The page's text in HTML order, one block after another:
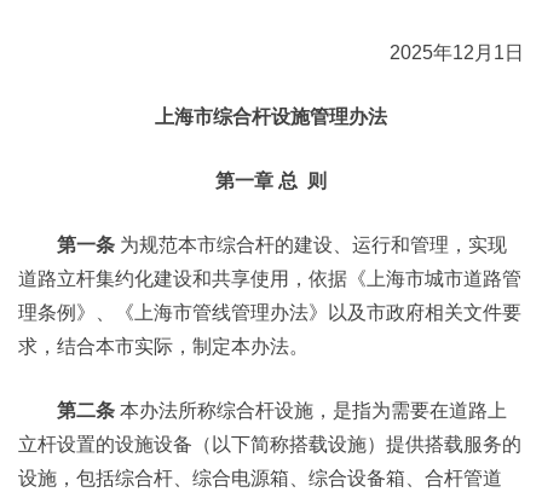
2025年12月1日
上海市综合杆设施管理办法
第一章 总 则
第一条 为规范本市综合杆的建设、运行和管理，实现
道路立杆集约化建设和共享使用，依据《上海市城市道路管
理条例》、《上海市管线管理办法》以及市政府相关文件要
求，结合本市实际，制定本办法。
第二条 本办法所称综合杆设施，是指为需要在道路上
立杆设置的设施设备（以下简称搭载设施）提供搭载服务的
设施，包括综合杆、综合电源箱、综合设备箱、合杆管道